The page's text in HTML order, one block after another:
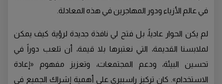
في عالم الأزياء ودور المهاجرين في هذه المعادلة.
لم يكن الحوار عادياً، بل فتح لي نافذة جديدة لرؤية كيف يمكن
لملابسنا القديمة، التي نعتبرها بلا قيمة، أن تلعب دوراً في
تحسين البيئة، ودعم المجتمعات، وتعزيز مفهوم «إعادة
الاستخدام». كان تركيز راسبيري على أهمية إشراك الجميع في